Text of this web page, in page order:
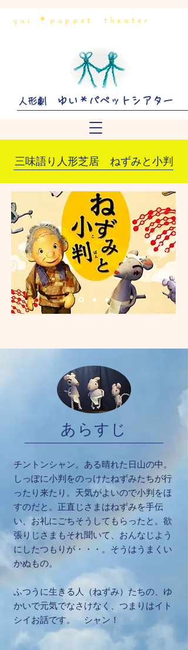
yui ＊puppet theater
人形劇 ゆい＊パペットシアター
三味語り人形芝居 ねずみと小判
あらすじ
チントンシャン。ある晴れた日山の中。
​しっぽに小判をのっけたねずみたちが行
ったり来たり。天気がよいので小判をほ
すのだと。正直じさまはねずみを手伝
い、お礼にごちそうしてもらったと。欲
張りじさまもそれ聞いて、おんなじよう
にしたつもりが・・・。そうはうまくい
かぬもの。
ふつうに生きる人（ねずみ）たちの、ゆ
かいで元気でなさけなく、つまりはイト
シイお話です。 シャン！